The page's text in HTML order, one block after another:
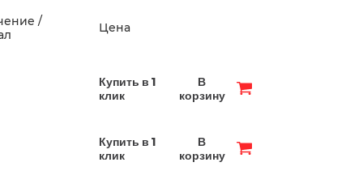
/
Цена
Купить в 1
клик
В
корзину
Купить в 1
клик
В
корзину